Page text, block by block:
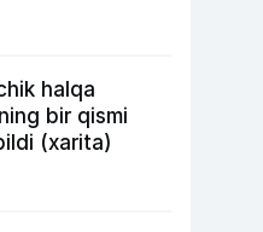
halqa
bir qismi
(xarita)